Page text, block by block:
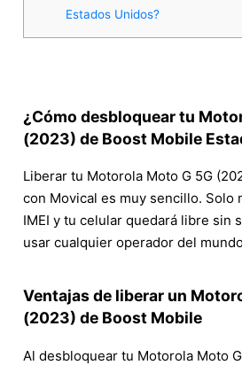
Estados Unidos?
¿Cómo desbloquear tu
(2023) de Boost Mobile
Liberar tu Motorola Moto G 5G
con Movical es muy sencillo. Solo
IMEI y tu celular quedará libre sin
usar cualquier operador del
Ventajas de liberar un
(2023) de Boost Mobile
Al desbloquear tu Motorola Moto